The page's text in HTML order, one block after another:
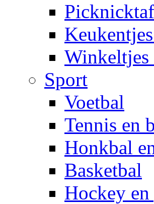
Winkeltjes
Sport
Voetbal
Tennis en
Honkbal
Basketbal
Hockey